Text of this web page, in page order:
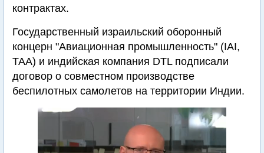
контрактах.
Государственный израильский оборонный
концерн "Авиационная промышленность" (IAI,
ТАА) и индийская компания DTL подписали
договор о совместном производстве
беспилотных самолетов на территории Индии.